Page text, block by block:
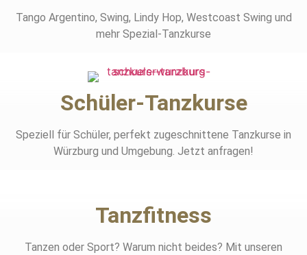
Tango Argentino, Swing, Lindy Hop, Westcoast Swing und
mehr Spezial-Tanzkurse
Schüler-Tanzkurse
Speziell für Schüler, perfekt zugeschnittene Tanzkurse in
Würzburg und Umgebung. Jetzt anfragen!
Tanzfitness
Tanzen oder Sport? Warum nicht beides? Mit unseren